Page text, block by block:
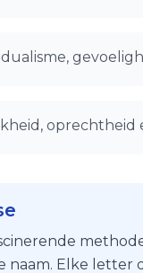
oprechtheid
naam. Elke